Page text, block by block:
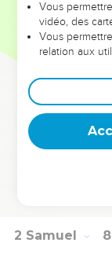
אֶת־אֹ֤זֶן עַבְדְּךָ֙ לֵאמֹ֔ר
לְהִתְפַּלֵּ֣ל אֵלֶ֔יךָ
אֶת־הַתְּפִלָּ֖ה הַזֹּֽאת׃
אֶת־הַטּוֹבָ֖ה הַזֹּֽאת׃
לְפָנֶ֑יךָ כִּֽי־אַתָּ֞ה
בֵּֽית־עַבְדְּךָ֖ לְעוֹלָֽם׃
Hébreu : ©
2 Samuel 8
Vous
vidéo, des
Vous
relation aux